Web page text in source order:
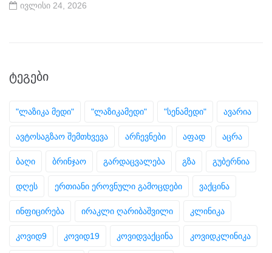
ივლისი 24, 2026
ᲢᲔᲒᲔᲑᲘ
"ლაზიკა მედი" "ლაზიკამედი" "სენამედი" ავარია
ავტოსაგზაო შემთხვევა არჩევნები აფად აცრა
ბაღი ბრინჯაო გარდაცვალება გზა გუბერნია
დღეს ერთიანი ეროვნული გამოცდები ვაქცინა
ინფიცირება ირაკლი ღარიბაშვილი კლინიკა
კოვიდ9 კოვიდ19 კოვიდვაქცინა კოვიდკლინიკა